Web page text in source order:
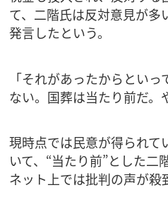
て、二階氏は反対意見が多
発言したという。
「それがあったからとい
ない。国葬は当たり前だ。
現時点では民意が得られて
いて、“当たり前”とした二
ネット上では批判の声が殺